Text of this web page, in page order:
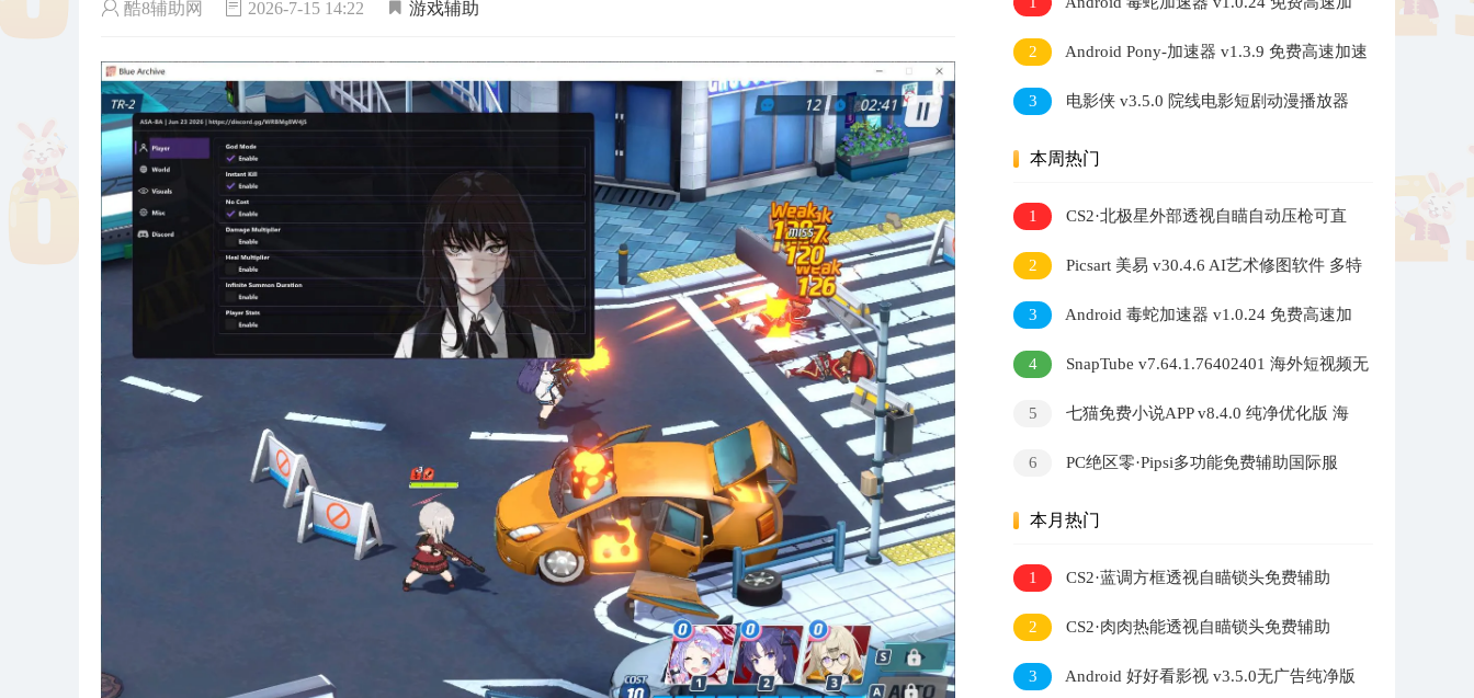
酷8辅助网 2026-7-15 14:22 游戏辅助
速器
2
Android Pony-加速器 v1.3.9 免费高速加速
器
3
电影侠 v3.5.0 院线电影短剧动漫播放器
本周热门
1
CS2·北极星外部透视自瞄自动压枪可直
播 v2.7.3
2
Picsart 美易 v30.4.6 AI艺术修图软件 多特
效照片编辑工具
3
Android 毒蛇加速器 v1.0.24 免费高速加
速器
4
SnapTube v7.64.1.76402401 海外短视频无
5
七猫免费小说APP v8.4.0 纯净优化版 海
6
PC绝区零·Pipsi多功能免费辅助国际服
本月热门
1 CS2·蓝调方框透视自瞄锁头免费辅助
2 CS2·肉肉热能透视自瞄锁头免费辅助
3 Android 好好看影视 v3.5.0无广告纯净版